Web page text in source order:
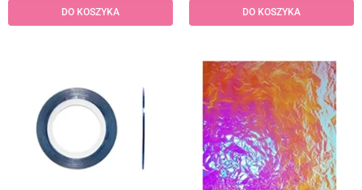
DO KOSZYKA DO KOSZYKA